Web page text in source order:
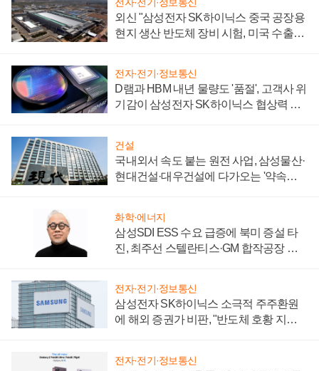
외신 "삼성전자 SK하이닉스 중국 공장용
현지 생산 반도체 장비 시험, 미국 수출통
전자·전기·정보통신
D램과 HBM 내년 물량도 '품절', 고객사 위
기감이 삼성전자 SK하이닉스 협상력 더
건설
국내외서 속도 붙는 원전 사업, 삼성물산·
현대건설·대우건설에 다가오는 '약속의
화학·에너지
삼성SDI ESS 수요 급증에 북미 증설 타
진, 최주선 스텔란티스·GM 합작공장 건
전자·전기·정보통신
삼성전자 SK하이닉스 소극적 주주환원
에 해외 증권가 비판, "반도체 호황 지속
전자·전기·정보통신